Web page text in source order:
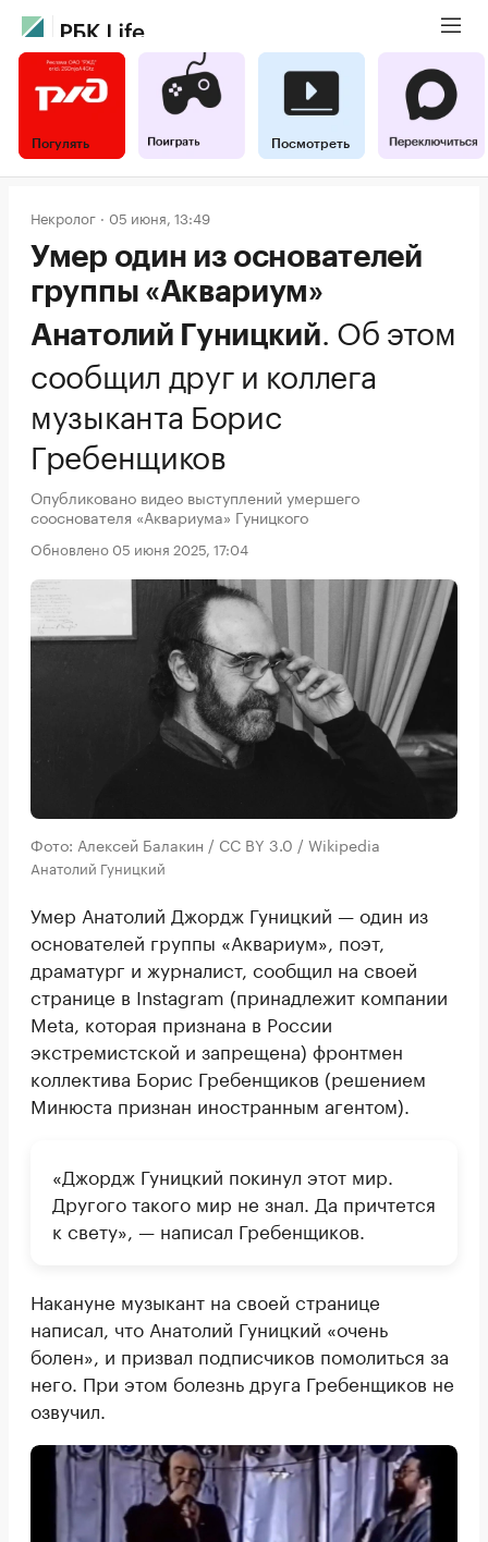
Погулять Посмотреть
Некролог 05 июня, 13:49
Умер один из основателей
группы «Аквариум»
Анатолий Гуницкий. Об этом
сообщил друг и коллега
музыканта Борис
Гребенщиков
Опубликовано видео выступлений умершего
сооснователя «Аквариума» Гуницкого
Обновлено 05 июня 2025, 17:04
Фото: Алексей Балакин / CC BY 3.0 / Wikipedia
Анатолий Гуницкий
Умер Анатолий Джордж Гуницкий — один из
основателей группы «Аквариум», поэт,
драматург и журналист, сообщил на своей
странице в Instagram (принадлежит компании
Meta, которая признана в России
экстремистской и запрещена) фронтмен
коллектива Борис Гребенщиков (решением
Минюста признан иностранным агентом).
«Джордж Гуницкий покинул этот мир.
Другого такого мир не знал. Да причтется
к свету», — написал Гребенщиков.
Накануне музыкант на своей странице
написал, что Анатолий Гуницкий «очень
болен», и призвал подписчиков помолиться за
него. При этом болезнь друга Гребенщиков не
озвучил.